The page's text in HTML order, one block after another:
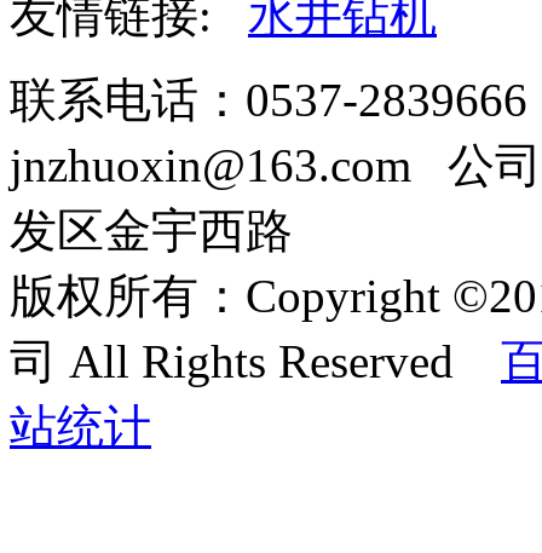
友情链接: 水井钻机
联系电话：0537-
jnzhuoxin@163.com 公
发区金宇西路
版权所有：Copyright
司 All Rights Reserved
站统计